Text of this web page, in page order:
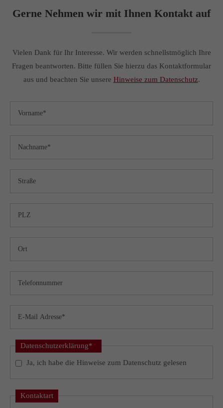
Drop us a line
About us
Lorem ipsum dolor sit amet, consectetuer adipiscing elit.
Gerne Nehmen wir mit Ihnen Kontakt auf
Vielen Dank für Ihr Interesse. Wir werden schnellstmöglich Ihre
Fragen beantworten. Bitte füllen Sie hierzu das Kontaktformular
aus und beachten Sie unsere Hinweise zum Datenschutz.
Datenschutzerklärung**
Ja, ich habe die Hinweise zum Datenschutz gelesen
Kontaktart